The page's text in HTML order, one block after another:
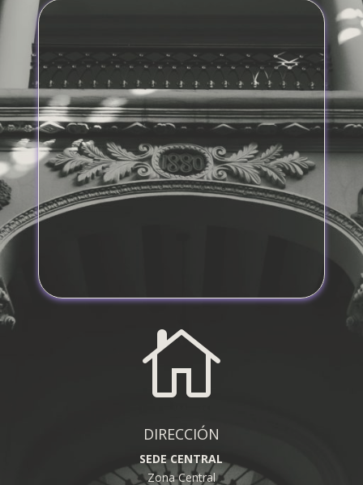

DIRECCIÓN
SEDE CENTRAL
Zona Central